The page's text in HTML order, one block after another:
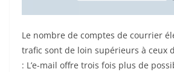
Le nombre de comptes de courrier
trafic sont de loin supérieurs à ceux
: L’e-mail offre trois fois plus de